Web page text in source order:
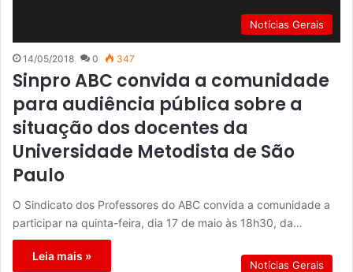
Notícias Gerais
14/05/2018 0 347
Sinpro ABC convida a comunidade
para audiência pública sobre a
situação dos docentes da
Universidade Metodista de São
Paulo
O Sindicato dos Professores do ABC convida a comunidade a
participar na quinta-feira, dia 17 de maio às 18h30, da…
Leia mais »
Notícias Gerais